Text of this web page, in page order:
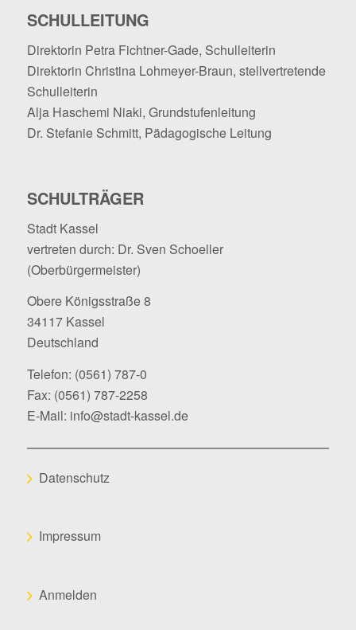
SCHULLEITUNG
Direktorin Petra Fichtner-Gade, Schulleiterin
Direktorin Christina Lohmeyer-Braun, stellvertretende
Schulleiterin
Alja Haschemi Niaki, Grundstufenleitung
Dr. Stefanie Schmitt, Pädagogische Leitung
SCHULTRÄGER
Stadt Kassel
vertreten durch: Dr. Sven Schoeller
(Oberbürgermeister)
Obere Königsstraße 8
34117 Kassel
Deutschland
Telefon: (0561) 787-0
Fax: (0561) 787-2258
E-Mail: info@stadt-kassel.de
Datenschutz
Impressum
Anmelden